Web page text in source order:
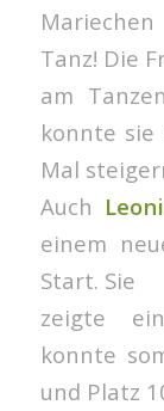
Tanz! Die
am
konnte
Mal
Auch
einem
Start. Sie
zeigte
konnte
und Platz